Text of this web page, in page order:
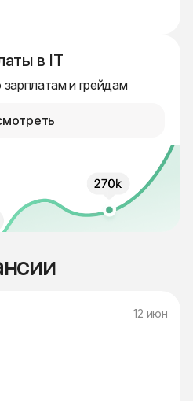
в IT
и грейдам
12 июн